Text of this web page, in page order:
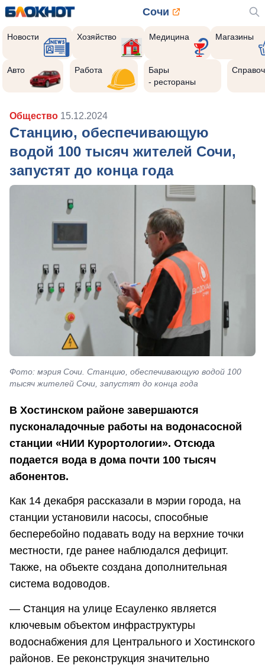
Сочи
Новости Хозяйство Медицина Магазины
Авто Работа
Бары
- рестораны
Общество 15.12.2024
Станцию, обеспечивающую
водой 100 тысяч жителей Сочи,
запустят до конца года
Фото: мэрия Сочи. Станцию, обеспечивающую водой 100
тысяч жителей Сочи, запустят до конца года
В Хостинском районе завершаются
пусконаладочные работы на водонасосной
станции «НИИ Курортологии». Отсюда
подается вода в дома почти 100 тысяч
абонентов.
Как 14 декабря рассказали в мэрии города, на
станции установили насосы, способные
бесперебойно подавать воду на верхние точки
местности, где ранее наблюдался дефицит.
Также, на объекте создана дополнительная
система водоводов.
— Станция на улице Есауленко является
ключевым объектом инфраструктуры
водоснабжения для Центрального и Хостинского
районов. Ее реконструкция значительно